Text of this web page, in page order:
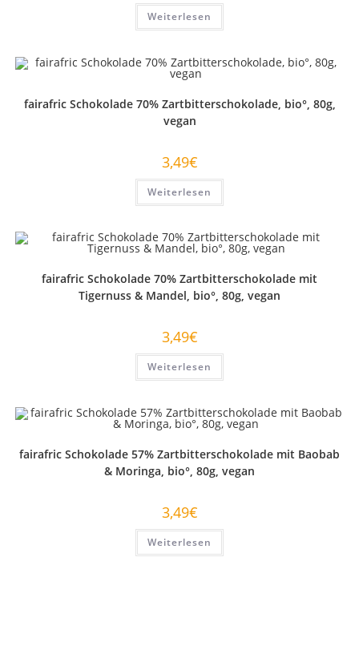
Weiterlesen
fairafric Schokolade 70% Zartbitterschokolade, bio°, 80g,
vegan
3,49€
Weiterlesen
fairafric Schokolade 70% Zartbitterschokolade mit
Tigernuss & Mandel, bio°, 80g, vegan
3,49€
Weiterlesen
fairafric Schokolade 57% Zartbitterschokolade mit Baobab
& Moringa, bio°, 80g, vegan
3,49€
Weiterlesen